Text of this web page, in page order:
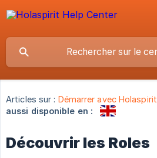
Articles sur : Démarrer avec Holaspirit
aussi disponible en :
Découvrir les Roles